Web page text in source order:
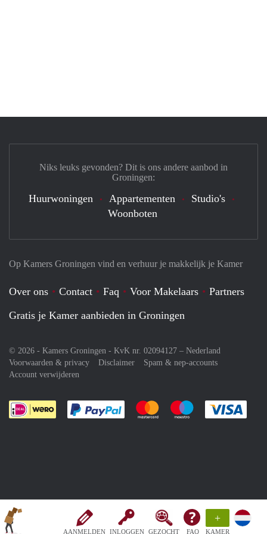
AANMELDEN INLOGGEN GEZOCHT FAQ
+
KAMER
Op Kamers Groningen vind en verhuur je makkelijk je Kamer
Over ons Contact Faq Voor Makelaars
Partners
Gratis je Kamer aanbieden in Groningen
© 2026 - Kamers Groningen - KvK nr. 02094127 – Nederland
Voorwaarden & privacy
Disclaimer
Spam & nep-accounts
Account verwijderen
Je rekent gemakkelijk af met Paypal
Je rekent gemakkelijk af met
Je rekent
Niks leuks gevonden? Dit is ons andere aanbod in
Groningen:
Huurwoningen Appartementen
Studio's
Woonboten